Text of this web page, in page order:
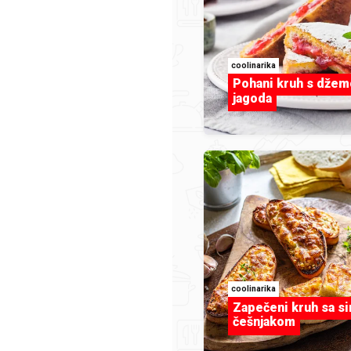
INSPIRACIJA
Jagnje
coolinarika
Pohani kruh s
jagoda
coolinarika
Zapečeni kruh sa
češnjakom